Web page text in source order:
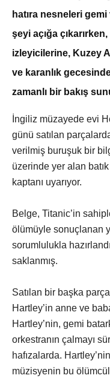
hatıra nesneleri
şeyi açığa
izleyicilerine, Kuzey
ve karanlık
zamanlı bir bakış
İngiliz müzayede evi
günü satılan
verilmiş buruşuk bir
üzerinde yer alan
kaptanı uyarıyor.
Belge, Titanic’in
ölümüyle sonuçlanan
sorumlulukla
saklanmış.
Satılan bir başka
Hartley’in anne ve
Hartley’nin, gemi
orkestranın çalmayı
hafızalarda.
müzisyenin bu